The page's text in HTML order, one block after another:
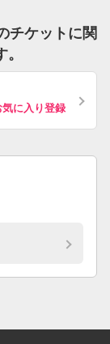
チケットに関
気に入り登録